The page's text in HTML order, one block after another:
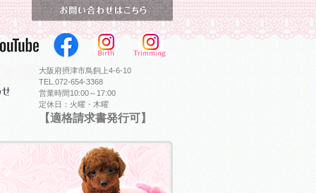
大阪府摂津市鳥飼上4-6-10
TEL.072-654-3368
営業時間10:00～17:00
定休日：火曜・木曜
【適格請求書発行可】